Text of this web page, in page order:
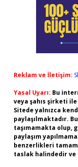
Reklam ve İletişim:
Yasal Uyarı: Bu
veya şahıs şirketi
Sitede yalnızca
paylaşılmaktadır.
taşımamakta olup,
paylaşım
benzerlikleri
taslak halindedir ve